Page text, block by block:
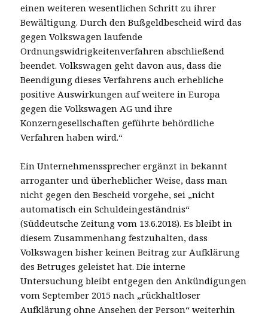
einen weiteren wesentlichen Schritt zu ihrer
Bewältigung. Durch den Bußgeldbescheid wird das
gegen Volkswagen laufende
Ordnungswidrigkeitenverfahren abschließend
beendet. Volkswagen geht davon aus, dass die
Beendigung dieses Verfahrens auch erhebliche
positive Auswirkungen auf weitere in Europa
gegen die Volkswagen AG und ihre
Konzerngesellschaften geführte behördliche
Verfahren haben wird.“
Ein Unternehmenssprecher ergänzt in bekannt
arroganter und überheblicher Weise, dass man
nicht gegen den Bescheid vorgehe, sei „nicht
automatisch ein Schuldeingeständnis“
(Süddeutsche Zeitung vom 13.6.2018). Es bleibt in
diesem Zusammenhang festzuhalten, dass
Volkswagen bisher keinen Beitrag zur Aufklärung
des Betruges geleistet hat. Die interne
Untersuchung bleibt entgegen den Ankündigungen
vom September 2015 nach „rückhaltloser
Aufklärung ohne Ansehen der Person“ weiterhin